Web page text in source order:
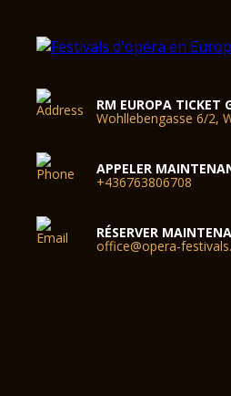
RM EUROPA TICKET
Wohllebengasse 6/2,
APPELER
+436763806708
RÉSERVER
office@opera-